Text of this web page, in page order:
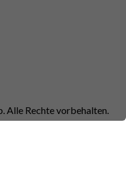
Rechte vorbehalten.